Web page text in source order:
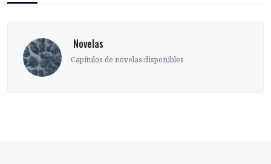
‎ Novelas
Capítulos de novelas disponibles